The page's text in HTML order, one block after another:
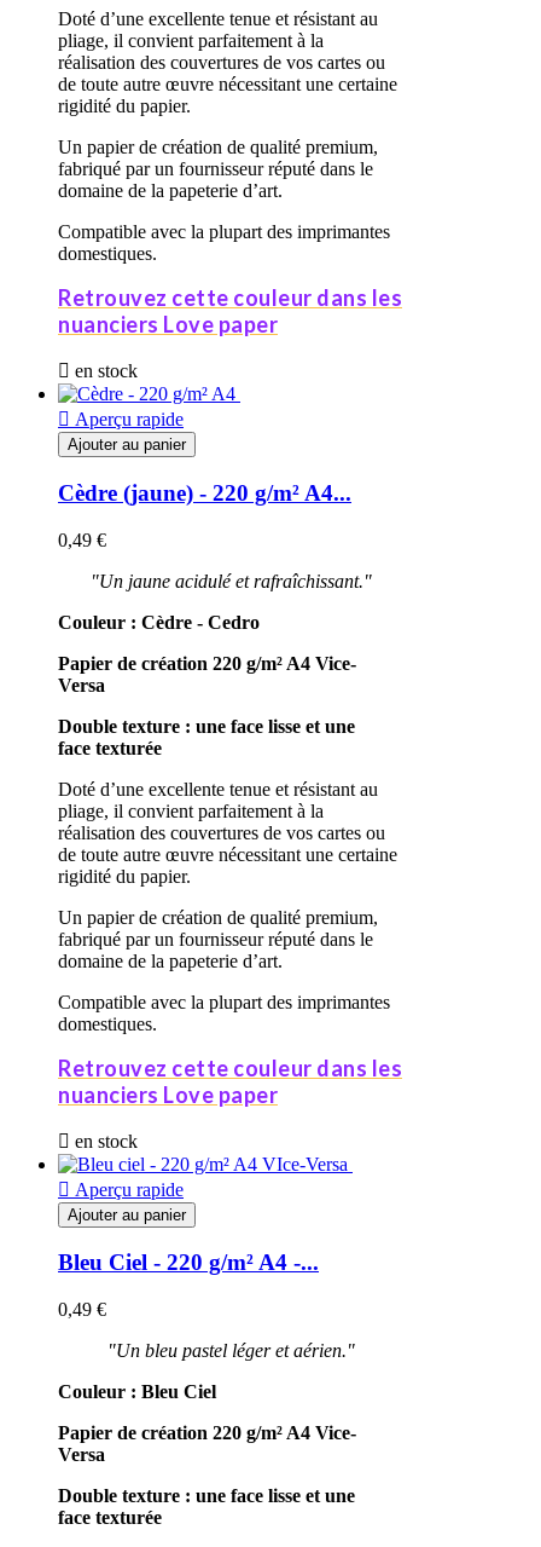
Doté d’une excellente tenue et résistant au
pliage, il convient parfaitement à la
réalisation des couvertures de vos cartes ou
de toute autre œuvre nécessitant une certaine
rigidité du papier.
Un papier de création de qualité premium,
fabriqué par un fournisseur réputé dans le
domaine de la papeterie d’art.
Compatible avec la plupart des imprimantes
domestiques.
Retrouvez cette couleur dans les
nuanciers Love paper
 en stock
 Aperçu rapide
Ajouter au panier
Cèdre (jaune) - 220 g/m² A4...
0,49 €
"Un jaune acidulé et rafraîchissant."
Couleur : Cèdre - Cedro
Papier de création 220 g/m² A4 Vice-
Versa
Double texture : une face lisse et une
face texturée
Doté d’une excellente tenue et résistant au
pliage, il convient parfaitement à la
réalisation des couvertures de vos cartes ou
de toute autre œuvre nécessitant une certaine
rigidité du papier.
Un papier de création de qualité premium,
fabriqué par un fournisseur réputé dans le
domaine de la papeterie d’art.
Compatible avec la plupart des imprimantes
domestiques.
Retrouvez cette couleur dans les
nuanciers Love paper
 en stock
 Aperçu rapide
Ajouter au panier
Bleu Ciel - 220 g/m² A4 -...
0,49 €
"Un bleu pastel léger et aérien."
Couleur : Bleu Ciel
Papier de création 220 g/m² A4 Vice-
Versa
Double texture : une face lisse et une
face texturée